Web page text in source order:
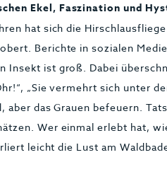
Ekel, Faszination und
hat sich die
Berichte in sozialen
Insekt ist groß. Dabei
„Sie vermehrt sich unter
aber das Grauen befeuern.
Wer einmal erlebt hat,
leicht die Lust am